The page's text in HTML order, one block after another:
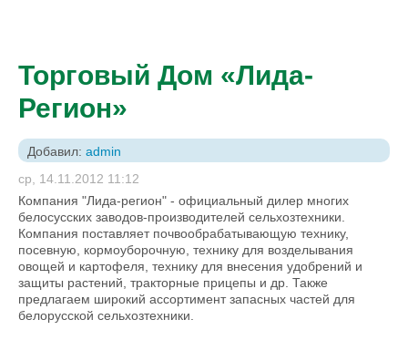
Торговый Дом «Лида-
Регион»
Добавил: admin
ср, 14.11.2012 11:12
Компания "Лида-регион" - официальный дилер многих
белосусских заводов-производителей сельхозтехники.
Компания поставляет почвообрабатывающую технику,
посевную, кормоуборочную, технику для возделывания
овощей и картофеля, технику для внесения удобрений и
защиты растений, тракторные прицепы и др. Также
предлагаем широкий ассортимент запасных частей для
белорусской сельхозтехники.